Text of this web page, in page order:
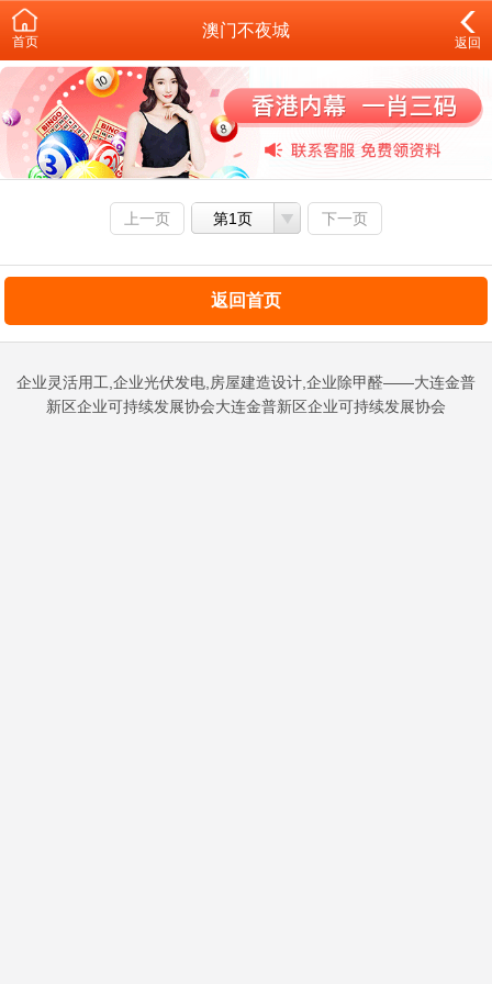
首页
澳门不夜城
返回
上一页 第1页 下一页
返回首页
企业灵活用工,企业光伏发电,房屋建造设计,企业除甲醛——大连金普
新区企业可持续发展协会大连金普新区企业可持续发展协会